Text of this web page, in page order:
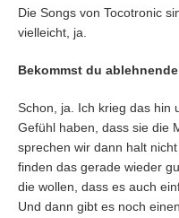
Die Songs von Tocotronic
vielleicht, ja.
Bekommst du
Schon, ja. Ich krieg das hin
Gefühl haben, dass sie die
sprechen wir dann halt
finden das gerade wieder
die wollen, dass es auch
Und dann gibt es noch